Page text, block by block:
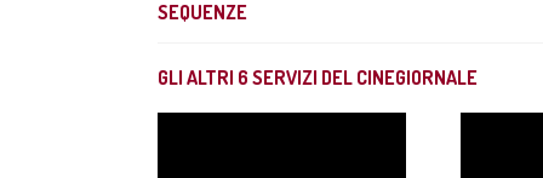
SEQUENZE
GLI ALTRI 6 SERVIZI DEL CINEGIORNALE